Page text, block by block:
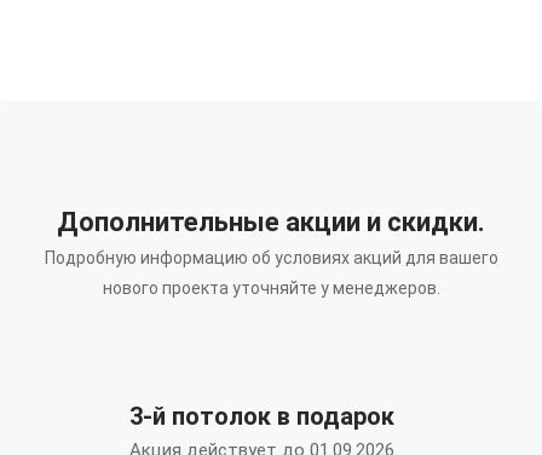
Дополнительные акции и скидки.
Подробную информацию об условиях акций для вашего
нового проекта уточняйте у менеджеров.
3-й потолок в подарок
Акция действует до 01.09.2026